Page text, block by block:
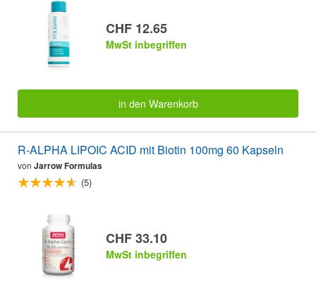
CHF 12.65
MwSt inbegriffen
in den Warenkorb
R-ALPHA LIPOIC ACID mit Biotin 100mg 60 Kapseln
von Jarrow Formulas
(5)
CHF 33.10
MwSt inbegriffen